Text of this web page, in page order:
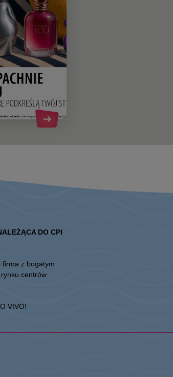
DO CPI
firma z bogatym
centrów
VIVO!